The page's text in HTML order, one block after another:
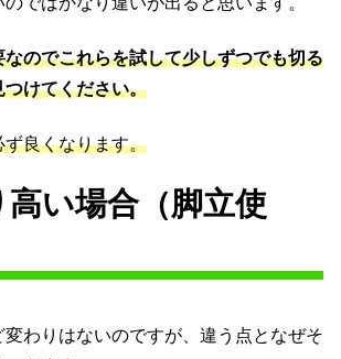
のでこれらを試して少しずつでも切る
けてください。
良くなります。
い場合（脚立使
わりはないのですが、違う点となぜそ